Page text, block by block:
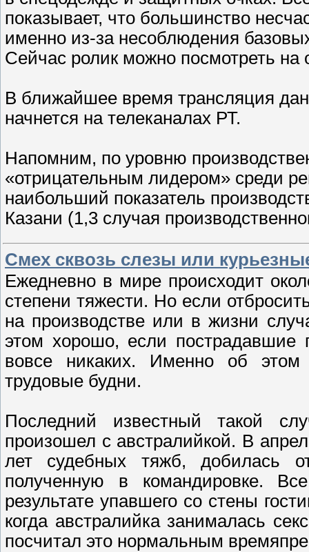
показывает, что большинство
именно из-за несоблюдения
Сейчас ролик можно посмотреть на
В ближайшее время трансляция
начнется на телеканалах РТ.
Напомним, по уровню
«отрицательным лидером» среди
наибольший показатель
Казани (1,3 случая
Смех сквозь слезы или
Ежедневно в мире происходит
степени тяжести. Но если
на производстве или в жизни
этом хорошо, если пострадавшие
вовсе никаких. Именно об этом
трудовые будни.
Последний известный такой
произошел с австралийкой. В
лет судебных тяжб, добилась
полученную в командировке.
результате упавшего со стены
когда австралийка занималась
посчитал это нормальным